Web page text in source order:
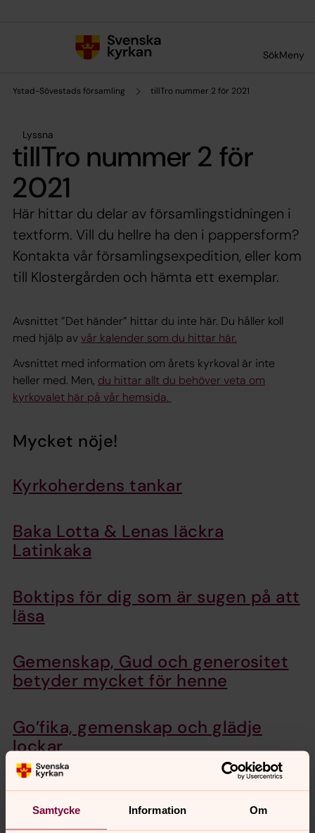
Samtycke Information Om
SökMeny
Ystad-Sövestads församling tillTro nummer 2 för 2021
Lyssna
tillTro nummer 2 för
2021
Här hittar du delar av församlingstidningen i
textform. Vill du hellre ha den i pappersform?
Kontakta vår församlingsexpedition, eller kom
till Klostergården och hämta ett exemplar.
Avsnittet ”Det händer” hittar du inte här. Du håller koll
med hjälp avvår kalender som du hittar här.
Avsnittet med information om årets kyrkoval är inte
heller med. Men, du hittar allt du behöver veta om
kyrkovalet här på vår hemsida.
Mycket nöje!
Kyrkoherdens tankar
Baka Lotta & Lenas läckra
Latinkaka
Boktips för dig som är sugen på att
läsa
Gemenskap, Gud och generositet
betyder mycket för henne
Go’fika, gemenskap och glädje
lockar
Det du kan göra är att lyssna.
Lyssna och försöka förstå.